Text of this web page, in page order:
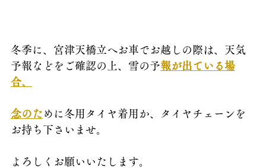
冬季に、宮津天橋立へお車でお越しの際は、天気
予報などをご確認の上、雪の予報が出ている場
合、
念のた めに冬用タイヤ着用か、タイヤチェーンを
お持ち下さいませ。
よろしくお願いいたします。